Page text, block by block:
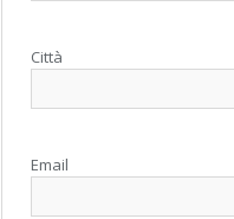
Città
Email